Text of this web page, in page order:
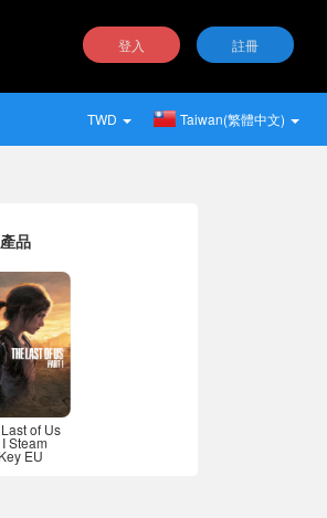
登入 註冊
TWD Taiwan(繁體中文)
品
of Us
Steam
EU